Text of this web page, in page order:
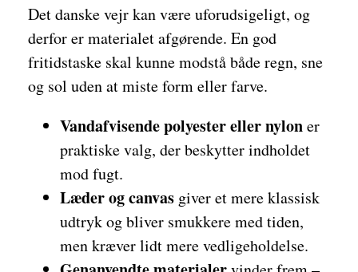
Det danske vejr kan være uforudsigeligt, og
derfor er materialet afgørende. En god
fritidstaske skal kunne modstå både regn, sne
og sol uden at miste form eller farve.
Vandafvisende polyester eller nyloner
praktiske valg, der beskytter indholdet
mod fugt.
Læder og canvas giver et mere klassisk
udtryk og bliver smukkere med tiden,
men kræver lidt mere vedligeholdelse.